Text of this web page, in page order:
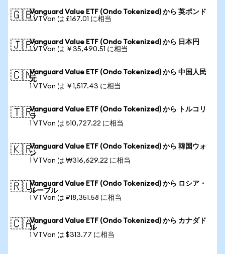
🇬🇧Vanguard Value ETF (Ondo Tokenized) から 英ポンド
1 VTVon は £167.01 に相当
🇯🇵Vanguard Value ETF (Ondo Tokenized) から 日本円
1 VTVon は ￥35,490.51 に相当
🇨🇳Vanguard Value ETF (Ondo Tokenized) から 中国人民
元
1 VTVon は ￥1,517.43 に相当
🇹🇷Vanguard Value ETF (Ondo Tokenized) から トルコリ
ラ
1 VTVon は ₺10,727.22 に相当
🇰🇷Vanguard Value ETF (Ondo Tokenized) から 韓国ウォ
ン
1 VTVon は ₩316,629.22 に相当
🇷🇺Vanguard Value ETF (Ondo Tokenized) から ロシア・
ルーブル
1 VTVon は ₽18,351.58 に相当
🇨🇦Vanguard Value ETF (Ondo Tokenized) から カナダド
ル
1 VTVon は $313.77 に相当